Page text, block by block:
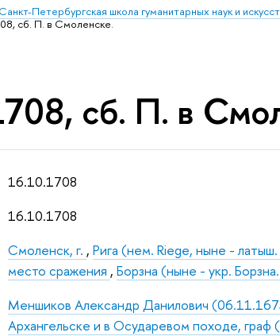
Санкт-Петербургская школа гуманитарных наук и
сб. П. в Смоленске.
сб. П. в
16.10.1708
16.10.1708
Смоленск, г. ,Рига (нем. Riege, ныне - латыш.
место сражения ,Борзна (ныне - укр.
Меншиков Александр Данилович
Архангельске и в Осударевом походе,